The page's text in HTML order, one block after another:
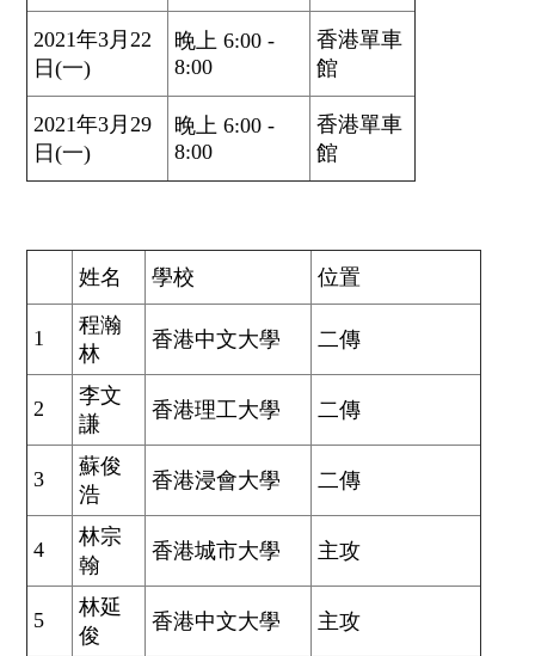
2021年3月22
日(一)
晚上 6:00 -
8:00
香港單車
館
2021年3月29
日(一)
晚上 6:00 -
8:00
香港單車
館
姓名 學校 位置
1
程瀚
林
香港中文大學 二傳
2
李文
謙
香港理工大學 二傳
3
蘇俊
浩
香港浸會大學 二傳
4
林宗
翰
香港城市大學 主攻
5
林延
俊
香港中文大學 主攻